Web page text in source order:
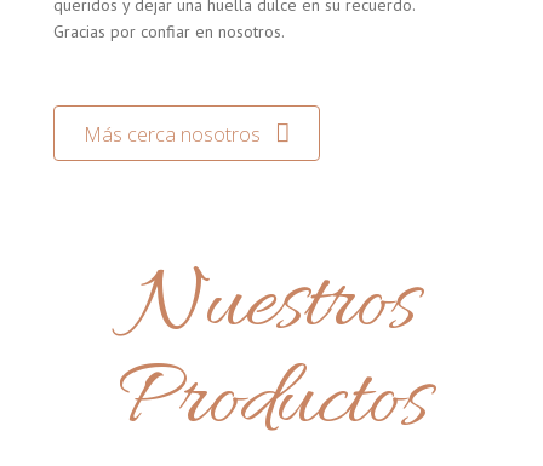
Gracias por confiar en nosotros.
Más cerca nosotros
Nuestros
Productos